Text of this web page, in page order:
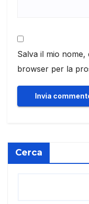
Salva il mio nome,
browser per la
Cerca